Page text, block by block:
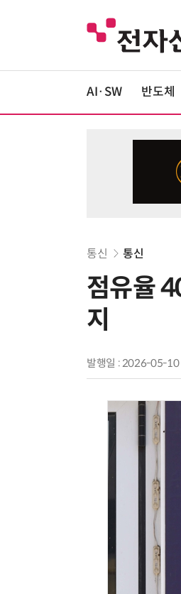
AI·SW 반도체
통신 통신
점유율
지
발행일 : 2026-05-